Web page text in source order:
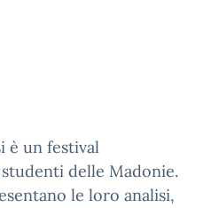
è un festival
delle Madonie.
le loro analisi,